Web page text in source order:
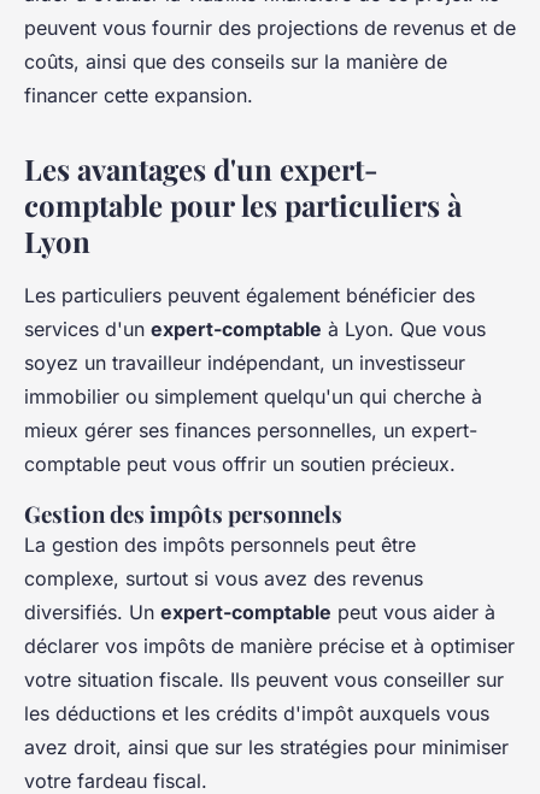
peuvent vous fournir des projections de revenus et de
coûts, ainsi que des conseils sur la manière de
financer cette expansion.
Les avantages d'un expert-
comptable pour les particuliers à
Lyon
Les particuliers peuvent également bénéficier des
services d'un expert-comptable à Lyon. Que vous
soyez un travailleur indépendant, un investisseur
immobilier ou simplement quelqu'un qui cherche à
mieux gérer ses finances personnelles, un expert-
comptable peut vous offrir un soutien précieux.
Gestion des impôts personnels
La gestion des impôts personnels peut être
complexe, surtout si vous avez des revenus
diversifiés. Un expert-comptable peut vous aider à
déclarer vos impôts de manière précise et à optimiser
votre situation fiscale. Ils peuvent vous conseiller sur
les déductions et les crédits d'impôt auxquels vous
avez droit, ainsi que sur les stratégies pour minimiser
votre fardeau fiscal.